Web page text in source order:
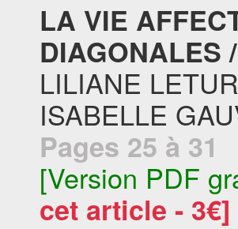
LA VIE
DIAGONALES /
LILIANE
ISABELLE
Pages 25 à 31
[Version PDF
cet article - 3€]